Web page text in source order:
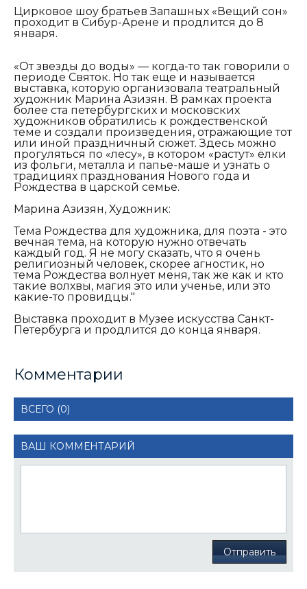
Цирковое шоу братьев Запашных «Вещий сон»
проходит в Сибур-Арене и продлится до 8
января.
«От звезды до воды» — когда-то так говорили о
периоде Святок. Но так еще и называется
выставка, которую организовала театральный
художник Марина Азизян. В рамках проекта
более ста петербургских и московских
художников обратились к рождественской
теме и создали произведения, отражающие тот
или иной праздничный сюжет. Здесь можно
прогуляться по «лесу», в котором «растут» ёлки
из фольги, металла и папье-маше и узнать о
традициях празднования Нового года и
Рождества в царской семье.
Марина Азизян, Художник:
Тема Рождества для художника, для поэта - это
вечная тема, на которую нужно отвечать
каждый год. Я не могу сказать, что я очень
религиозный человек, скорее агностик, но
тема Рождества волнует меня, так же как и кто
такие волхвы, магия это или ученье, или это
какие-то провидцы."
Выставка проходит в Музее искусства Санкт-
Петербурга и продлится до конца января.
Комментарии
ВСЕГО (0)
ВАШ КОММЕНТАРИЙ
Отправить